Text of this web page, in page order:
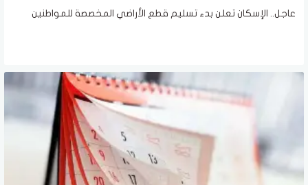
عاجل.. الإسكان تعلن بدء تسليم قطع الأراضي المخصصة للمواطنين